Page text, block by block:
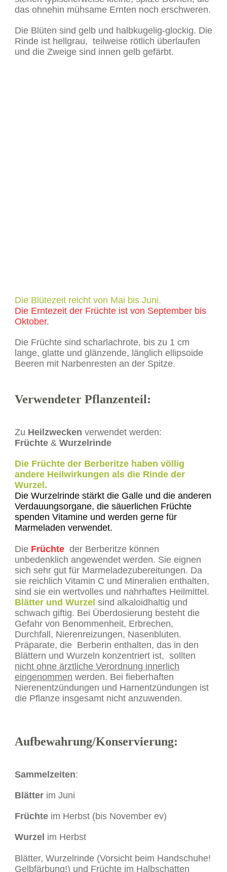
das ohnehin mühsame Ernten noch erschweren.
Die Blüten sind gelb und halbkugelig-glockig. Die
Rinde ist hellgrau, teilweise rötlich überlaufen
und die Zweige sind innen gelb gefärbt.
Die Blütezeit reicht von Mai bis Juni.
Die Erntezeit der Früchte ist von September bis
Oktober.
Die Früchte sind scharlachrote, bis zu 1 cm
lange, glatte und glänzende, länglich ellipsoide
Beeren mit Narbenresten an der Spitze.
Verwendeter Pflanzenteil:
Zu Heilzwecken verwendet werden:
Früchte & Wurzelrinde
Die Früchte der Berberitze haben völlig
andere Heilwirkungen als die Rinde der
Wurzel.
Die Wurzelrinde stärkt die Galle und die anderen
Verdauungsorgane, die säuerlichen Früchte
spenden Vitamine und werden gerne für
Marmeladen verwendet.
Die Früchte der Berberitze können
unbedenklich angewendet werden. Sie eignen
sich sehr gut für Marmeladezubereitungen. Da
sie reichlich Vitamin C und Mineralien enthalten,
sind sie ein wertvolles und nahrhaftes Heilmittel.
Blätter und Wurzel sind alkaloidhaltig und
schwach giftig. Bei Überdosierung besteht die
Gefahr von Benommenheit, Erbrechen,
Durchfall, Nierenreizungen, Nasenbluten.
Präparate, die Berberin enthalten, das in den
Blättern und Wurzeln konzentriert ist, sollten
nicht ohne ärztliche Verordnung innerlich
eingenommen werden. Bei fieberhaften
Nierenentzündungen und Harnentzündungen ist
die Pflanze insgesamt nicht anzuwenden.
Aufbewahrung/Konservierung:
Sammelzeiten:
Blätter im Juni
Früchte im Herbst (bis November ev)
Wurzel im Herbst
Blätter, Wurzelrinde (Vorsicht beim Handschuhe!
Gelbfärbung!) und Früchte im Halbschatten